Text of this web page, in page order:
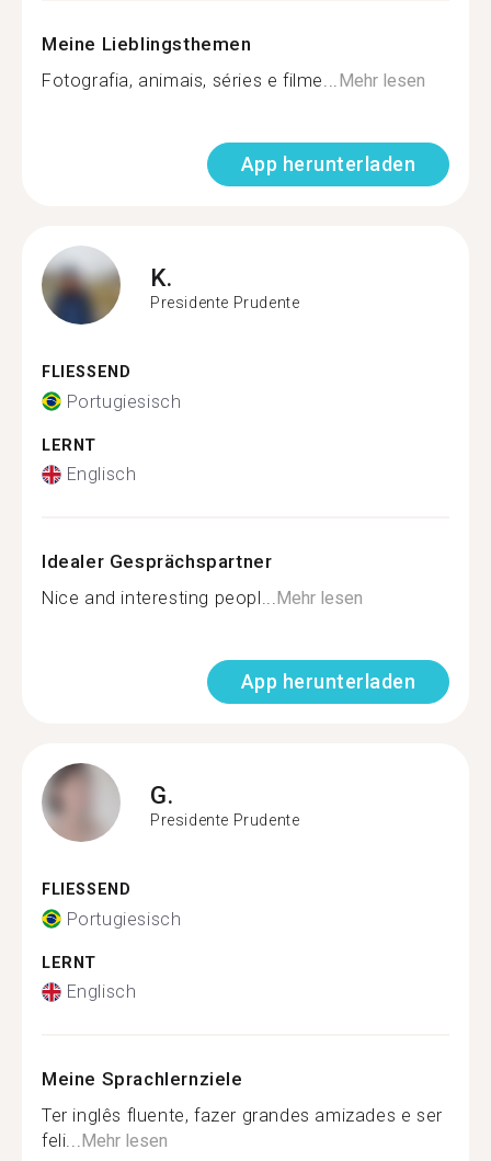
Meine Lieblingsthemen
Fotografia, animais, séries e filme...Mehr lesen
App herunterladen
K.
Presidente Prudente
FLIESSEND
Portugiesisch
LERNT
Englisch
Idealer Gesprächspartner
Nice and interesting peopl...Mehr lesen
App herunterladen
G.
Presidente Prudente
FLIESSEND
Portugiesisch
LERNT
Englisch
Meine Sprachlernziele
Ter inglês fluente, fazer grandes amizades e ser
feli...Mehr lesen